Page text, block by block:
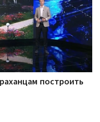
построить